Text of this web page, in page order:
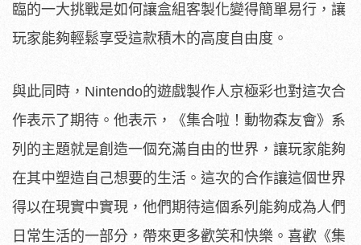
臨的一大挑戰是如何讓盒組客製化變得簡單易行，讓
玩家能夠輕鬆享受這款積木的高度自由度。
與此同時，Nintendo的遊戲製作人京極彩也對這次合
作表示了期待。他表示，《集合啦！動物森友會》系
列的主題就是創造一個充滿自由的世界，讓玩家能夠
在其中塑造自己想要的生活。這次的合作讓這個世界
得以在現實中實現，他們期待這個系列能夠成為人們
日常生活的一部分，帶來更多歡笑和快樂。喜歡《集